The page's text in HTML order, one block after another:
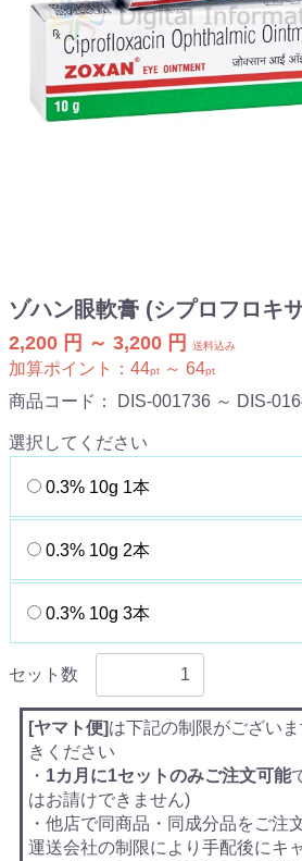
ゾハン眼軟膏 (シプロフロキ
2,200 円 ～ 3,200 円 送料込み
加算ポイント： 44pt ～ 64pt
商品コード： DIS-001736 ～ DIS-
選択してください
0.3% 10g 1本
0.3% 10g 2本
0.3% 10g 3本
セット数
[ヤマト便]は下記の制限がござい
きください
・ 1カ月に1セットのみご注文可能
はお請けできません)
・他店で同商品・同成分品をご注
運送会社の制限により手配後にキ